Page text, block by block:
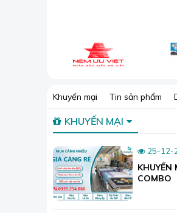
Khuyến mại Tin sản phẩm
KHUYẾN MẠI
25-12-
COMBO